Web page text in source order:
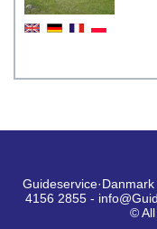
4156 2855 -
©